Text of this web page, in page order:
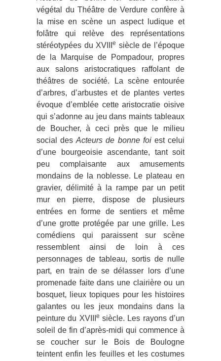
végétal du Théâtre de Verdure confère à
la mise en scène un aspect ludique et
folâtre qui relève des représentations
stéréotypées du XVIIIe siècle de l’époque
de la Marquise de Pompadour, propres
aux salons aristocratiques raffolant de
théâtres de société. La scène entourée
d’arbres, d’arbustes et de plantes vertes
évoque d’emblée cette aristocratie oisive
qui s’adonne au jeu dans maints tableaux
de Boucher, à ceci près que le milieu
social desActeurs de bonne foiest celui
d’une bourgeoisie ascendante, tant soit
peu complaisante aux amusements
mondains de la noblesse. Le plateau en
gravier, délimité à la rampe par un petit
mur en pierre, dispose de plusieurs
entrées en forme de sentiers et même
d’une grotte protégée par une grille. Les
comédiens qui paraissent sur scène
ressemblent ainsi de loin à ces
personnages de tableau, sortis de nulle
part, en train de se délasser lors d’une
promenade faite dans une clairière ou un
bosquet, lieux topiques pour les histoires
galantes ou les jeux mondains dans la
peinture du XVIII
e siècle. Les rayons d’un
soleil de fin d’après-midi qui commence à
se coucher sur le Bois de Boulogne
teintent enfin les feuilles et les costumes